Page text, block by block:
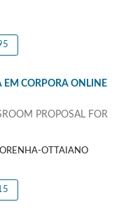
EM CORPORA ONLINE
PROPOSAL FOR
OTTAIANO